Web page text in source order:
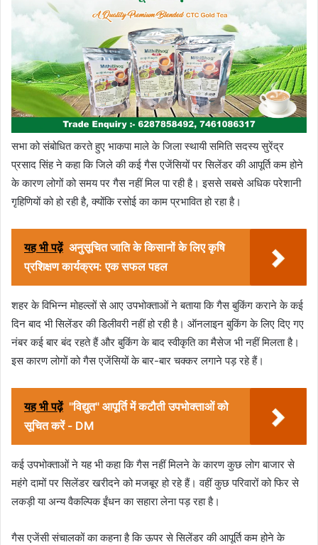
सभा को संबोधित करते हुए भाकपा माले के जिला स्थायी समिति सदस्य सुरेंद्र
प्रसाद सिंह ने कहा कि जिले की कई गैस एजेंसियों पर सिलेंडर की आपूर्ति कम होने
के कारण लोगों को समय पर गैस नहीं मिल पा रही है। इससे सबसे अधिक परेशानी
गृहिणियों को हो रही है, क्योंकि रसोई का काम प्रभावित हो रहा है।
यह भी पढ़ें अनुसूचित जाति के किसानों के लिए कृषि
प्रशिक्षण कार्यक्रम: एक सफल पहल
शहर के विभिन्न मोहल्लों से आए उपभोक्ताओं ने बताया कि गैस बुकिंग कराने के कई
दिन बाद भी सिलेंडर की डिलीवरी नहीं हो रही है। ऑनलाइन बुकिंग के लिए दिए गए
नंबर कई बार बंद रहते हैं और बुकिंग के बाद स्वीकृति का मैसेज भी नहीं मिलता है।
इस कारण लोगों को गैस एजेंसियों के बार-बार चक्कर लगाने पड़ रहे हैं।
यह भी पढ़ें "विद्युत" आपूर्ति में कटौती उपभोक्ताओं को
सूचित करें - DM
कई उपभोक्ताओं ने यह भी कहा कि गैस नहीं मिलने के कारण कुछ लोग बाजार से
महंगे दामों पर सिलेंडर खरीदने को मजबूर हो रहे हैं। वहीं कुछ परिवारों को फिर से
लकड़ी या अन्य वैकल्पिक ईंधन का सहारा लेना पड़ रहा है।
गैस एजेंसी संचालकों का कहना है कि ऊपर से सिलेंडर की आपूर्ति कम होने के